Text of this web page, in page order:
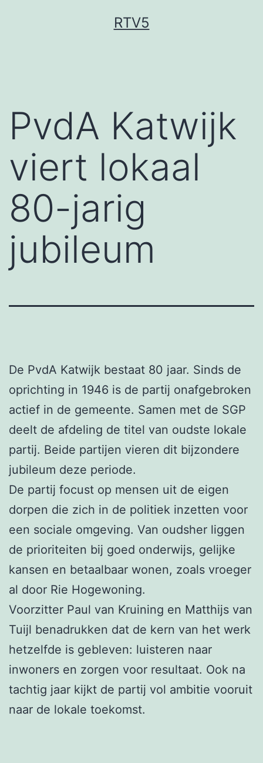
RTV5
PvdA Katwijk
viert lokaal
80-jarig
jubileum
De PvdA Katwijk bestaat 80 jaar. Sinds de
oprichting in 1946 is de partij onafgebroken
actief in de gemeente. Samen met de SGP
deelt de afdeling de titel van oudste lokale
partij. Beide partijen vieren dit bijzondere
jubileum deze periode.
De partij focust op mensen uit de eigen
dorpen die zich in de politiek inzetten voor
een sociale omgeving. Van oudsher liggen
de prioriteiten bij goed onderwijs, gelijke
kansen en betaalbaar wonen, zoals vroeger
al door Rie Hogewoning.
Voorzitter Paul van Kruining en Matthijs van
Tuijl benadrukken dat de kern van het werk
hetzelfde is gebleven: luisteren naar
inwoners en zorgen voor resultaat. Ook na
tachtig jaar kijkt de partij vol ambitie vooruit
naar de lokale toekomst.